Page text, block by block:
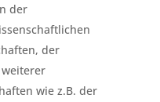
der
der
wie z.B. der